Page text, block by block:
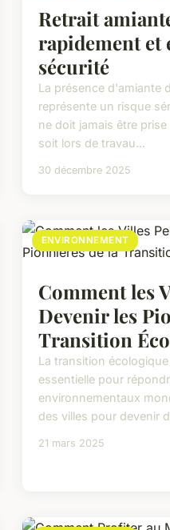
Retrait
rapidement et
sécurité
La présence d'amiante
représente un risque
ne doit jamais être prise
soit lors de travau...
30 décembre 2025
ENVIRONNEMENT
Comment les
Devenir les
Transition
La transition
essentielle pour
environnementaux
des villes pour devenir
21 mars 2025